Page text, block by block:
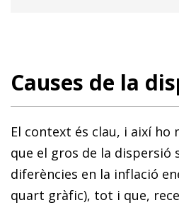
Causes de la
El context és clau, i així
que el gros de la dispersió
diferències en la inflació
quart gràfic), tot i que,